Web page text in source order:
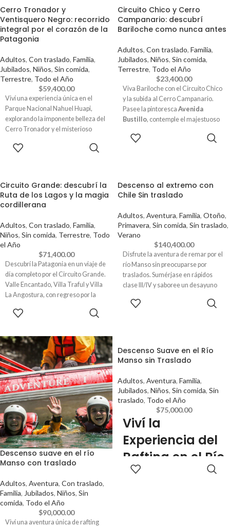
y descubrí la Patagonia como nunca
✅ Reservá tu lugar hoy pagando
recién el día de la excursión.
Cerro Tronador y
Ventisquero Negro: recorrido
integral por el corazón de la
Patagonia
Adultos, Con traslado, Familia,
Jubilados, Niños, Sin comida,
Terrestre, Todo el Año
$59,400.00
Viví una experiencia única en el
Parque Nacional Nahuel Huapi,
explorando la imponente belleza del
Cerro Tronador y el misterioso
equilibrio justo entre naturaleza,
Circuito Chico y Cerro
Campanario: descubrí
Bariloche como nunca antes
Adultos, Con traslado, Familia,
Jubilados, Niños, Sin comida,
Terrestre, Todo el Año
$23,400.00
Viva Bariloche con el Circuito Chico
y la subida al Cerro Campanario.
Pasee la pintoresca Avenida
Bustillo, contemple el majestuoso
Cerro Campanario
Circuito Grande: descubrí la
Ruta de los Lagos y la magia
cordillerana
Adultos, Con traslado, Familia,
Niños, Sin comida, Terrestre, Todo
el Año
$71,400.00
Descubrí la Patagonia en un viaje de
día completo por el Circuito Grande.
Valle Encantado, Villa Traful y Villa
La Angostura, con regreso por la
Descenso al extremo con
Chile Sin traslado
Adultos, Aventura, Familia, Otoño,
Primavera, Sin comida, Sin traslado,
Verano
$140,400.00
Disfrute la aventura de remar por el
río Manso sin preocuparse por
traslados. Sumérjase en rápidos
clase III/IV y saboree un desayuno
14 años, esta experiencia brinda
Descenso suave en el río
Manso con traslado
Adultos, Aventura, Con traslado,
Familia, Jubilados, Niños, Sin
comida, Todo el Año
$90,000.00
Viví una aventura única de rafting
Descenso Suave en el Río
Manso sin Traslado
Adultos, Aventura, Familia,
Jubilados, Niños, Sin comida, Sin
traslado, Todo el Año
$75,000.00
Viví la
Experiencia del
Rafting en el Río
Manso